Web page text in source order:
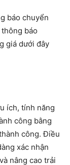
báo chuyển
báo
giá dưới đây
ích, tính năng
công bằng
công. Điều
xác nhận
nâng cao trải